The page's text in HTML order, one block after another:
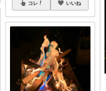
コレ いいね